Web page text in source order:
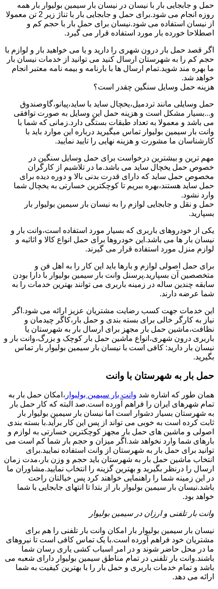
حمل و جابجایی بار با نیسان در نیسان بار سیمین بولیوار بار همه
روزه انجام می شود.برای حمل و جابجایی بار با تناژ زیر 2 تن معمولا
از نیسان استفاده می شود.نیسان برای حمل بار با حجم کم و
اصطلاحا خورده بار مورد استفاده قرار می گیرد.
اگر قصد حمل بار درون شهری را دارید و یا می خواهید بار و لوازم با
حجم کم را به شهرستان ارسال کنید می توانید از خدمات نیسان بار
ما بهره مند شوید.تمام ارسال ها با بارنامه و بیمه نامه معتبر انجام
خواهد شد.
هزینه حمل وسایل سنگین چقدر است؟
حمل وسایلی مانند تردمیل،یخچال ساید با ساید،پیانو،گاوصندوق
و...بسیار مشکل است و هزینه حمل این وسایل به صورت توافقی
می باشد و معمولا به تعداد طبقات بستگی دارد.زمانی که شما با
وانت بار سیمین بولیوار تماس میگیرید درباره این موارد باید با
کارشناسان ما مشورت و هزینه نهایی را تایید نمایید.
مهم ترین و بیشترین درخواست برای حمل وسایل سنگین در
خصوص حمل یخچال ساید می باشد.ما در تلاشیم از کارگران
مخصوص حمل ساید که دارای قدرت بدنی بالا و دوره دیده برای
حمل ساید هستند،بهره ببریم تا کوچکترین خسارتی به یخچال شما
وارد نشود.
حمل و نقل و جابجایی لوازم را به نیسان بار سیمین بولیوار بار
بسپارید.
یکی از خودروهای باربری که بسیار مورد استفاده است،وانت بار و
نیسان بار ها می باشد.این خودروها برای حمل انواع کالا و اثاثیه و
لوازم منزل مورد استفاده قرار می گیرند.
برای حمل اصولی لوازم و بارها باید این کار را به اهل فن و
متخصصین آن بسپارید.پرسنل وانت بار سیمین بولیوار با دارا بودن
سابقه چندین ساله در زمینه باربری می توانند بهترین خدمات را به
شما عرضه دارند.
این خدمات جهت کسب رضایت مشتریان عزیز ارائه می شود.اگر
نیاز به کارگر خالی برای بسته بندی و حمل بار،کاگر چیدمان و
نظافت،ماشین حمل بار مجهز برای ارسال بار به شهرستان یا
باربری درون شهری،انواع ماشین حمل بار کوچک و بزرگ،وانت بار و
نیسان بار دارید: کافی است با نیسان بار سیمین بولیوار بار تماس
بگیرید.
حمل بار به شهرستان با وانت
همان طور که اشاره شد وانت بار سیمین بولیوار ،امکان حمل بار به
تمام شهرهای ایران را فراهم آورده است.صد البته که کار حمل بار
به شهرستان بسیار دشوار است اما نیسان بار سیمین بولیوار بار
ثابت کرده است به خوبی می تواند از پس این کار برآید.با بسته بندی
اصولی و ماشین های حمل بار مجهز کوچکترین خسارتی به لوازم و
بارهای شما وارد نخواهد شد.اگر میزان و حجم بار شما کم است می
توانید برای حمل بار به شهرستان از وانت استفاده نمایید.برای
انتخاب ماشین حمل بار به شهرستان باید حجم و وزن بار،مدت زمان
ارسال را درنظر بگیرید و بهترین گزینه را انتخاب نمایید.مشاوران ما
در این زمینه شما را راهنمایی خواهند کرد پس خیالتان راحت
باشد.نیسان بار سیمین بولیوار بار از بتدا تا انتهای جابجایی با شما
خواهد بود.
وانت بار تلفنی و ارزان در سیمین بولیوار
نیسان بار سیمین بولیوار بار امکان وانت بار تلفنی را هم برای
مشتریان خود فراهم آورده است.با یک تماس کافی است تا نیروهای
ما در محل حاضر شوند و در امر اسباب کشی یاری رسان شما
باشند.وانت بار تلفنی در تمام مناطق سیمین بولیوار دارای شعبه می
باشد و تمام خدمات باربری و حمل بار را با بهترین کیفیت به شما
ارائه می دهد.